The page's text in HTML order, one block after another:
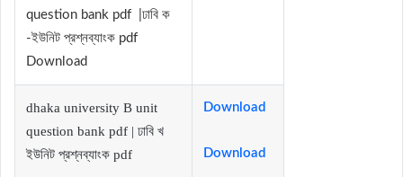
question bank pdf |ঢাবি ক
-ইউনিট প্রশ্নব্যাংক pdf
Download
dhaka university B unit
question bank pdf | ঢাবি খ
ইউনিট প্রশ্নব্যাংক pdf
Download
Download